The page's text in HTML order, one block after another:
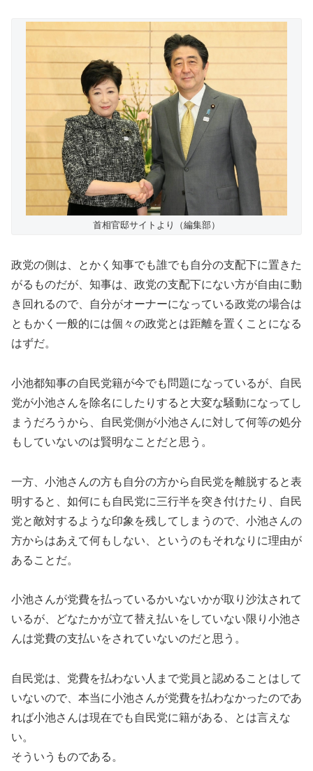
首相官邸サイトより（編集部）
政党の側は、とかく知事でも誰でも自分の支配下に置きた
がるものだが、知事は、政党の支配下にない方が自由に動
き回れるので、自分がオーナーになっている政党の場合は
ともかく一般的には個々の政党とは距離を置くことになる
はずだ。
小池都知事の自民党籍が今でも問題になっているが、自民
党が小池さんを除名にしたりすると大変な騒動になってし
まうだろうから、自民党側が小池さんに対して何等の処分
もしていないのは賢明なことだと思う。
一方、小池さんの方も自分の方から自民党を離脱すると表
明すると、如何にも自民党に三行半を突き付けたり、自民
党と敵対するような印象を残してしまうので、小池さんの
方からはあえて何もしない、というのもそれなりに理由が
あることだ。
小池さんが党費を払っているかいないかが取り沙汰されて
いるが、どなたかが立て替え払いをしていない限り小池さ
んは党費の支払いをされていないのだと思う。
自民党は、党費を払わない人まで党員と認めることはして
いないので、本当に小池さんが党費を払わなかったのであ
れば小池さんは現在でも自民党に籍がある、とは言えな
い。
そういうものである。